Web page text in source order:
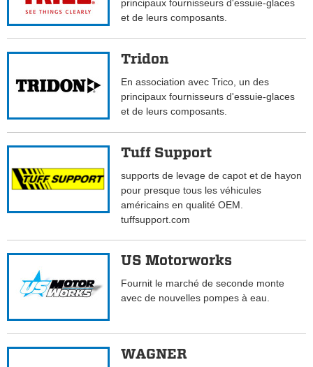
principaux fournisseurs d'essuie-glaces
et de leurs composants.
Tridon
En association avec Trico, un des
principaux fournisseurs d'essuie-glaces
et de leurs composants.
Tuff Support
supports de levage de capot et de hayon
pour presque tous les véhicules
américains en qualité OEM.
tuffsupport.com
US Motorworks
Fournit le marché de seconde monte
avec de nouvelles pompes à eau.
WAGNER